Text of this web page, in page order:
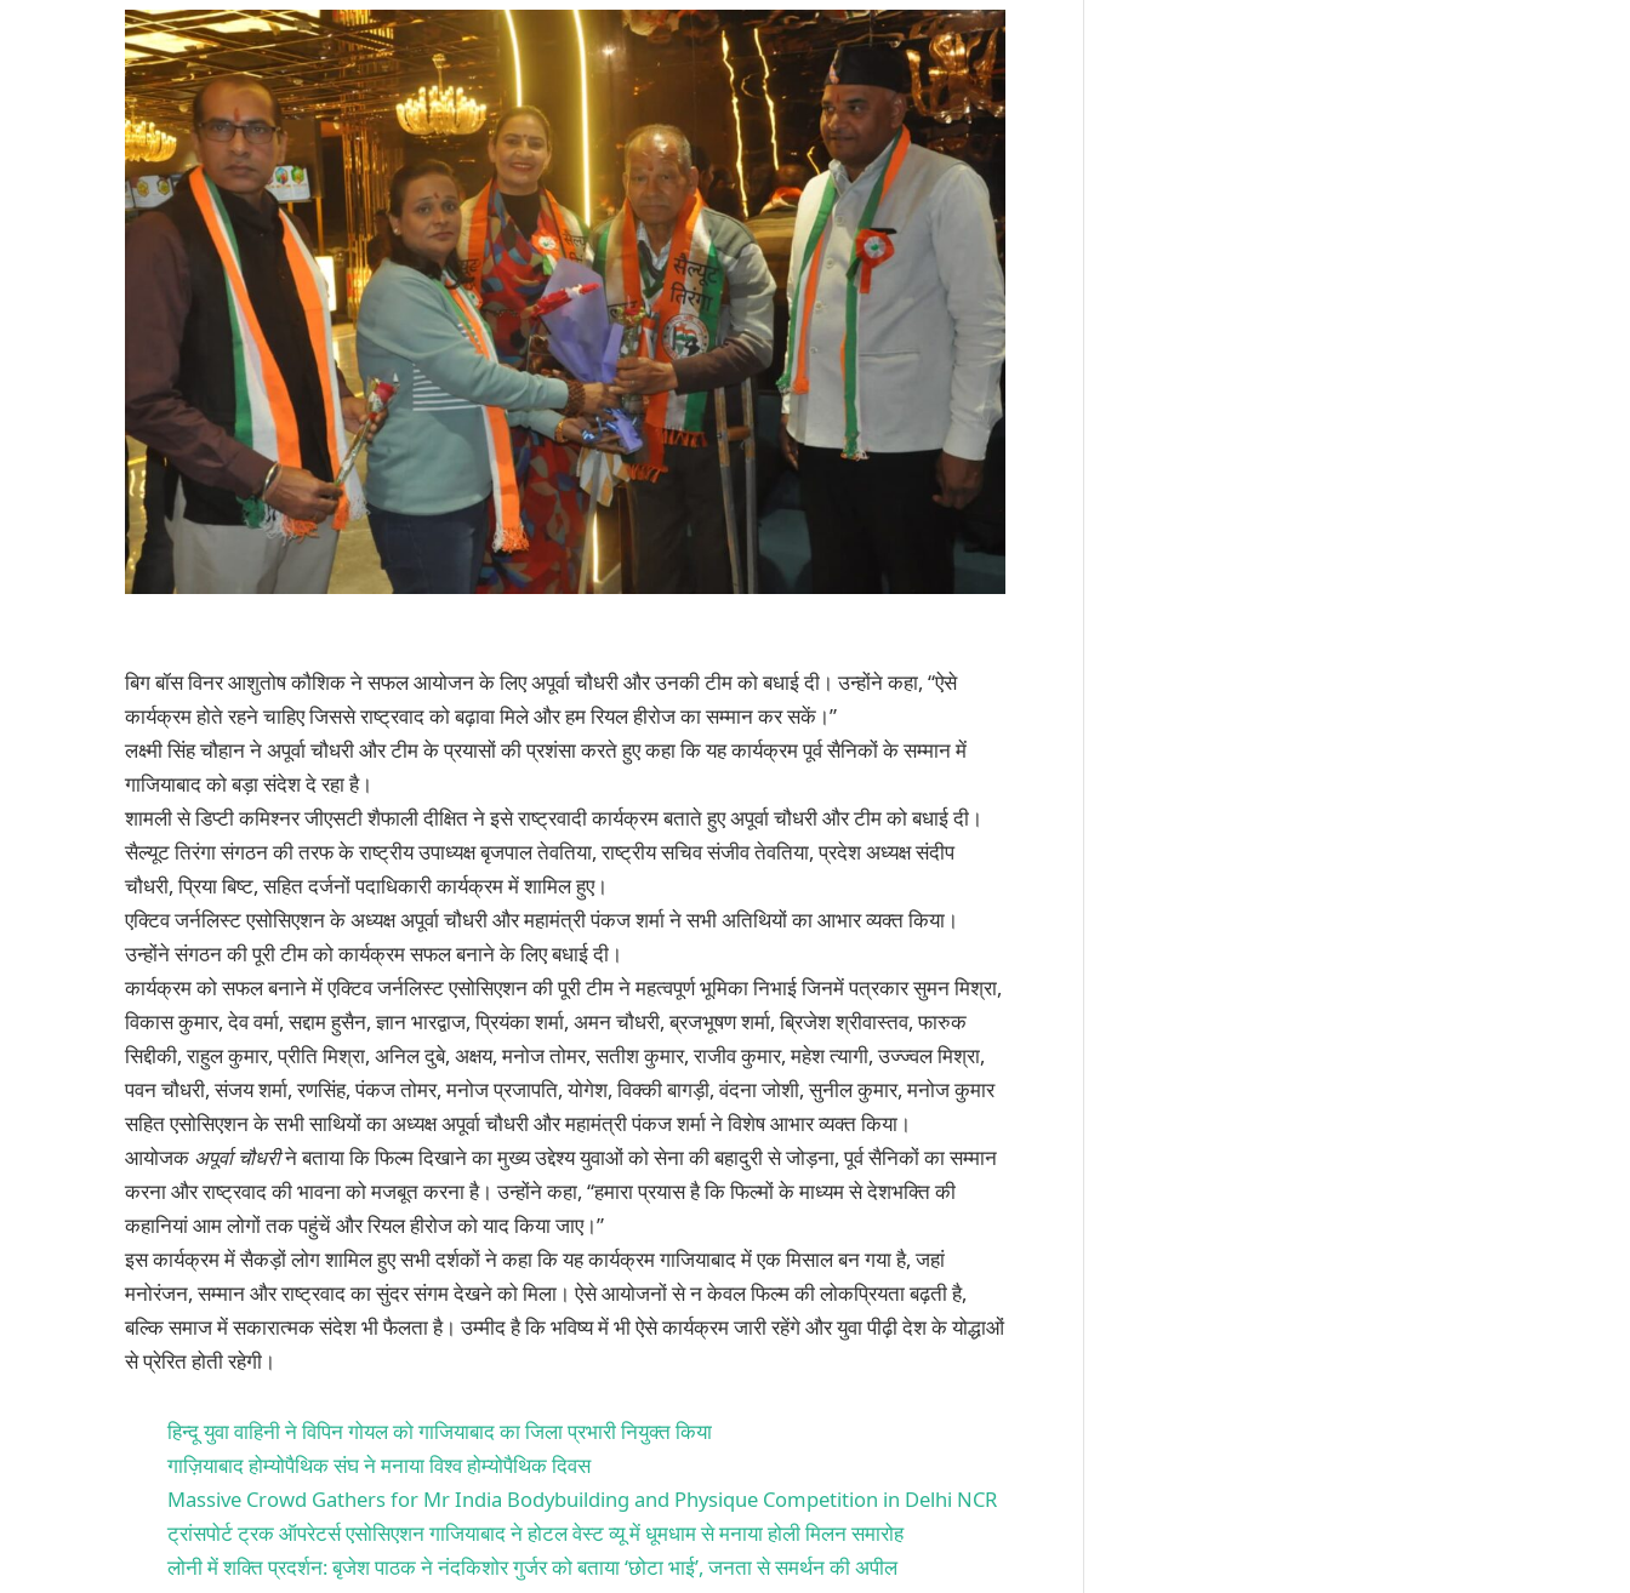
बिग बॉस विनर आशुतोष कौशिक ने सफल आयोजन के लिए अपूर्वा चौधरी और उनकी टीम को बधाई दी। उन्होंने कहा, “ऐसे
कार्यक्रम होते रहने चाहिए जिससे राष्ट्रवाद को बढ़ावा मिले और हम रियल हीरोज का सम्मान कर सकें।”
लक्ष्मी सिंह चौहान ने अपूर्वा चौधरी और टीम के प्रयासों की प्रशंसा करते हुए कहा कि यह कार्यक्रम पूर्व सैनिकों के सम्मान में
गाजियाबाद को बड़ा संदेश दे रहा है।
शामली से डिप्टी कमिश्नर जीएसटी शैफाली दीक्षित ने इसे राष्ट्रवादी कार्यक्रम बताते हुए अपूर्वा चौधरी और टीम को बधाई दी।
सैल्यूट तिरंगा संगठन की तरफ के राष्ट्रीय उपाध्यक्ष बृजपाल तेवतिया, राष्ट्रीय सचिव संजीव तेवतिया, प्रदेश अध्यक्ष संदीप
चौधरी, प्रिया बिष्ट, सहित दर्जनों पदाधिकारी कार्यक्रम में शामिल हुए।
एक्टिव जर्नलिस्ट एसोसिएशन के अध्यक्ष अपूर्वा चौधरी और महामंत्री पंकज शर्मा ने सभी अतिथियों का आभार व्यक्त किया।
उन्होंने संगठन की पूरी टीम को कार्यक्रम सफल बनाने के लिए बधाई दी।
कार्यक्रम को सफल बनाने में एक्टिव जर्नलिस्ट एसोसिएशन की पूरी टीम ने महत्वपूर्ण भूमिका निभाई जिनमें पत्रकार सुमन मिश्रा,
विकास कुमार, देव वर्मा, सद्दाम हुसैन, ज्ञान भारद्वाज, प्रियंका शर्मा, अमन चौधरी, ब्रजभूषण शर्मा, ब्रिजेश श्रीवास्तव, फारुक
सिद्दीकी, राहुल कुमार, प्रीति मिश्रा, अनिल दुबे, अक्षय, मनोज तोमर, सतीश कुमार, राजीव कुमार, महेश त्यागी, उज्ज्वल मिश्रा,
पवन चौधरी, संजय शर्मा, रणसिंह, पंकज तोमर, मनोज प्रजापति, योगेश, विक्की बागड़ी, वंदना जोशी, सुनील कुमार, मनोज कुमार
सहित एसोसिएशन के सभी साथियों का अध्यक्ष अपूर्वा चौधरी और महामंत्री पंकज शर्मा ने विशेष आभार व्यक्त किया।
आयोजक अपूर्वा चौधरीने बताया कि फिल्म दिखाने का मुख्य उद्देश्य युवाओं को सेना की बहादुरी से जोड़ना, पूर्व सैनिकों का सम्मान
करना और राष्ट्रवाद की भावना को मजबूत करना है। उन्होंने कहा, “हमारा प्रयास है कि फिल्मों के माध्यम से देशभक्ति की
कहानियां आम लोगों तक पहुंचें और रियल हीरोज को याद किया जाए।”
इस कार्यक्रम में सैकड़ों लोग शामिल हुए सभी दर्शकों ने कहा कि यह कार्यक्रम गाजियाबाद में एक मिसाल बन गया है, जहां
मनोरंजन, सम्मान और राष्ट्रवाद का सुंदर संगम देखने को मिला। ऐसे आयोजनों से न केवल फिल्म की लोकप्रियता बढ़ती है,
बल्कि समाज में सकारात्मक संदेश भी फैलता है। उम्मीद है कि भविष्य में भी ऐसे कार्यक्रम जारी रहेंगे और युवा पीढ़ी देश के योद्धाओं
से प्रेरित होती रहेगी।
हिन्दू युवा वाहिनी ने विपिन गोयल को गाजियाबाद का जिला प्रभारी नियुक्त किया
गाज़ियाबाद होम्योपैथिक संघ ने मनाया विश्व होम्योपैथिक दिवस
Massive Crowd Gathers for Mr India Bodybuilding and Physique Competition in Delhi NCR
ट्रांसपोर्ट ट्रक ऑपरेटर्स एसोसिएशन गाजियाबाद ने होटल वेस्ट व्यू में धूमधाम से मनाया होली मिलन समारोह
लोनी में शक्ति प्रदर्शन: बृजेश पाठक ने नंदकिशोर गुर्जर को बताया ‘छोटा भाई’, जनता से समर्थन की अपील